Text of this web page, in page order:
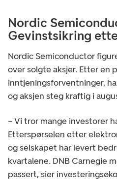
Nordic
Gevinstsikring
Nordic Semiconductor
over solgte aksjer. Etter en
inntjeningsforventninger,
og aksjen steg kraftig i
– Vi tror mange investorer
Etterspørselen etter
og selskapet har levert
kvartalene. DNB Carnegie
passert, sier